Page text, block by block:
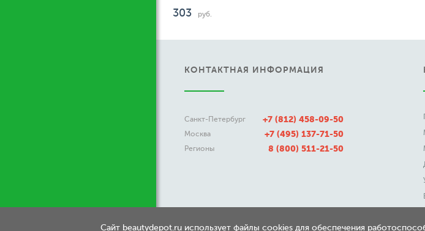
303 руб.
КОНТАКТНАЯ ИНФОРМАЦИЯ
Санкт-Петербург +7 (812) 458-09-50
Москва +7 (495) 137-71-50
Регионы 8 (800) 511-21-50
Сайт beautydepot.ru использует файлы cookies для обеспечения